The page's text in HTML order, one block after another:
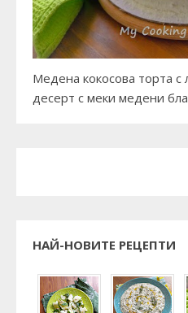
Медена кокосова торта
десерт с меки медени
НАЙ-НОВИТЕ РЕЦЕПТИ